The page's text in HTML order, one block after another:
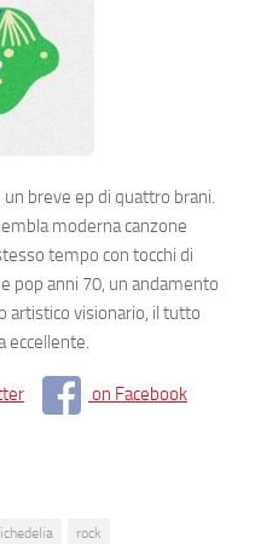
breve ep di quattro brani.
moderna canzone
tempo con tocchi di
pop anni 70, un andamento
artistico visionario, il tutto
eccellente.
on Facebook
rock